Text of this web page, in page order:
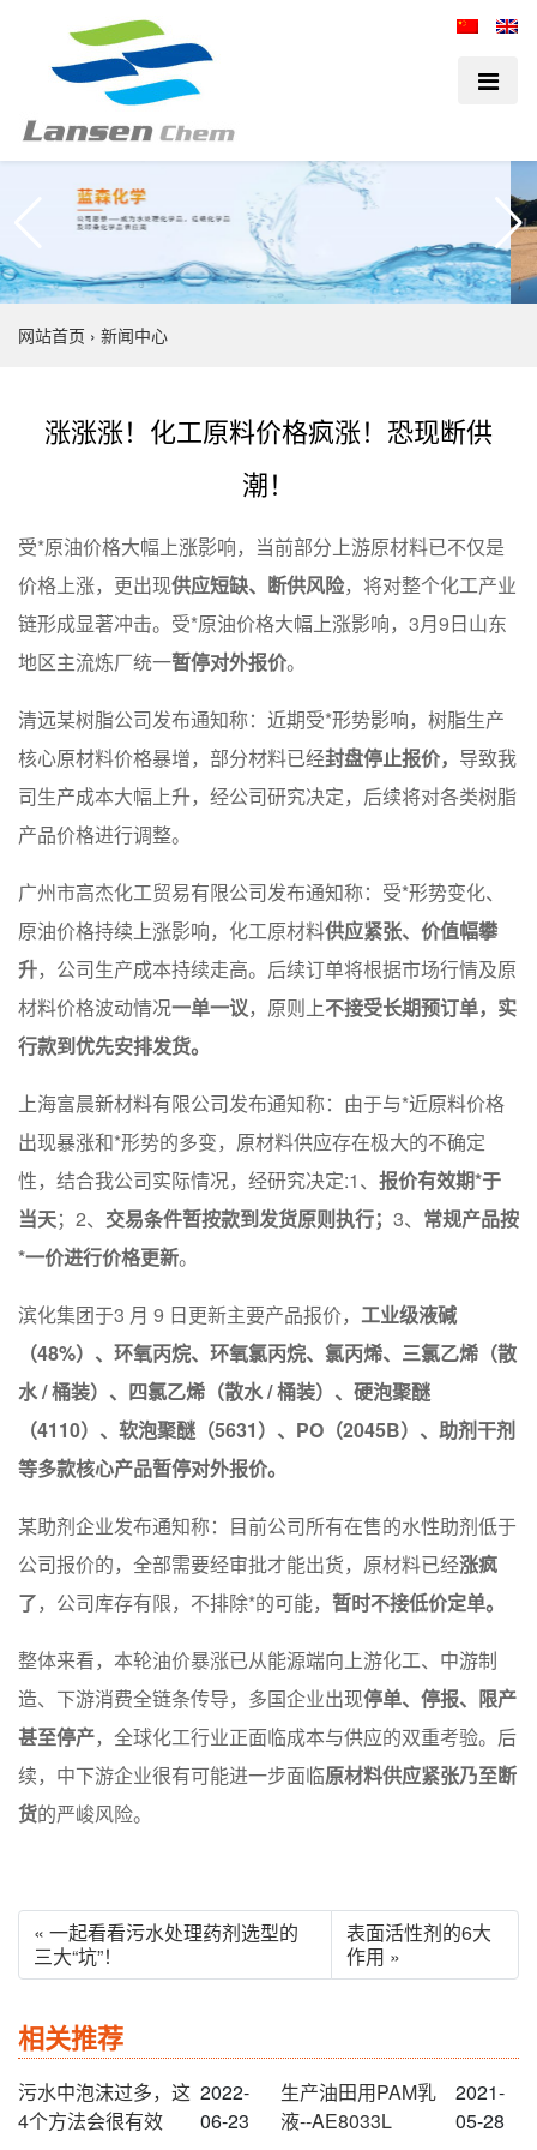
网站首页 › 新闻中心
涨涨涨！化工原料价格疯涨！恐现断供
潮！
受*原油价格大幅上涨影响，当前部分上游原材料已不仅是
价格上涨，更出现供应短缺、断供风险，将对整个化工产业
链形成显著冲击。受*原油价格大幅上涨影响，3月9日山东
地区主流炼厂统一暂停对外报价。
清远某树脂公司发布通知称：近期受*形势影响，树脂生产
核心原材料价格暴增，部分材料已经封盘停止报价， 导致我
司生产成本大幅上升，经公司研究决定，后续将对各类树脂
产品价格进行调整。
广州市高杰化工贸易有限公司发布通知称：受*形势变化、
原油价格持续上涨影响，化工原材料供应紧张、价值幅攀
升，公司生产成本持续走高。后续订单将根据市场行情及原
材料价格波动情况一单一议，原则上不接受长期预订单，实
行款到优先安排发货。
上海富晨新材料有限公司发布通知称：由于与*近原料价格
出现暴涨和*形势的多变，原材料供应存在极大的不确定
性，结合我公司实际情况，经研究决定:1、 报价有效期*于
当天；2、 交易条件暂按款到发货原则执行； 3、 常规产品按
*一价进行价格更新。
滨化集团于3 月 9 日更新主要产品报价， 工业级液碱
（48%）、环氧丙烷、环氧氯丙烷、氯丙烯、三氯乙烯（散
水/桶装）、四氯乙烯（散水/桶装）、硬泡聚醚
（4110）、软泡聚醚（5631）、 PO （2045B）、助剂干剂
等多款核心产品暂停对外报价。
某助剂企业发布通知称：目前公司所有在售的水性助剂低于
公司报价的，全部需要经审批才能出货，原材料已经涨疯
了，公司库存有限，不排除*的可能， 暂时不接低价定单。
整体来看，本轮油价暴涨已从能源端向上游化工、中游制
造、下游消费全链条传导，多国企业出现停单、停报、限产
甚至停产，全球化工行业正面临成本与供应的双重考验。后
续，中下游企业很有可能进一步面临原材料供应紧张乃至断
货的严峻风险。
« 一起看看污水处理药剂选型的
三大“坑”！
表面活性剂的6大
作用 »
相关推荐
污水中泡沫过多，这
4个方法会很有效
2022-
06-23
生产油田用PAM乳
液--AE8033L
2021-
05-28